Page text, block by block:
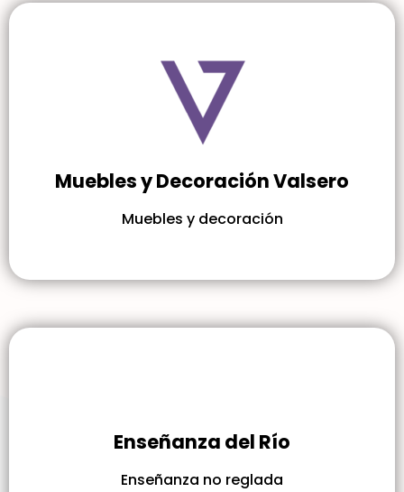
Muebles y Decoración Valsero
Muebles y decoración
Enseñanza del Río
Enseñanza no reglada